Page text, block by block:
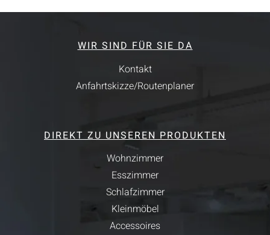
WIR SIND FÜR SIE DA
Kontakt
Anfahrtskizze/Routenplaner
DIREKT ZU UNSEREN PRODUKTEN
Wohnzimmer
Esszimmer
Schlafzimmer
Kleinmöbel
Accessoires